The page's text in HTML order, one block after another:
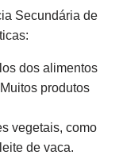
Secundária de
dos alimentos
produtos
vegetais, como
de vaca.